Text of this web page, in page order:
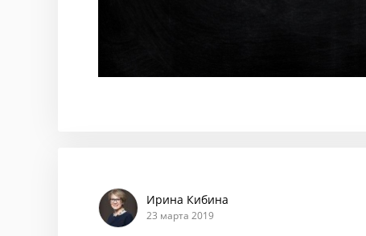
Ирина Кибина
23 марта 2019